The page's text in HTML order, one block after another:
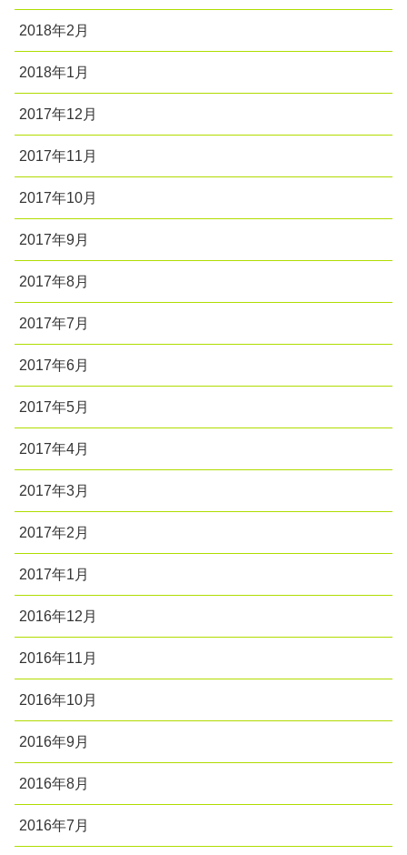
2018年2月
2018年1月
2017年12月
2017年11月
2017年10月
2017年9月
2017年8月
2017年7月
2017年6月
2017年5月
2017年4月
2017年3月
2017年2月
2017年1月
2016年12月
2016年11月
2016年10月
2016年9月
2016年8月
2016年7月